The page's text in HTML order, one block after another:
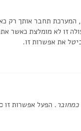
תחבר אותך רק
זו לא מומלצת כאשר
את אפשרות זו.
. הפעל אפשרות זו